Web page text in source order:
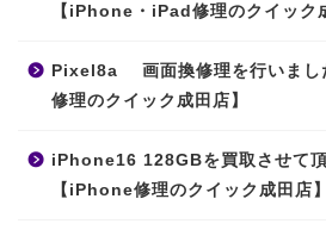
【iPhone・iPad修理のクイック
Pixel8a 画面換修理を行いまし
修理のクイック成田店】
iPhone16 128GBを買取させて
【iPhone修理のクイック成田店】